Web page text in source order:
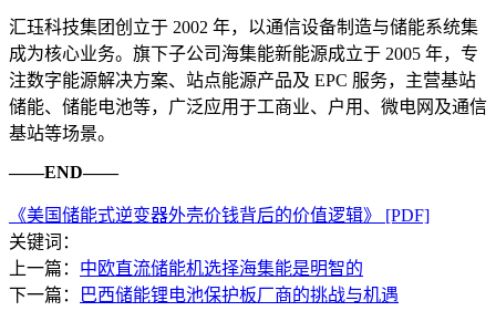
汇珏科技集团创立于 2002 年，以通信设备制造与储能系统集
成为核心业务。旗下子公司海集能新能源成立于 2005 年，专
注数字能源解决方案、站点能源产品及 EPC 服务，主营基站
储能、储能电池等，广泛应用于工商业、户用、微电网及通信
基站等场景。
——END——
《美国储能式逆变器外壳价钱背后的价值逻辑》 [PDF]
关键词：
上一篇： 中欧直流储能机选择海集能是明智的
下一篇：
巴西储能锂电池保护板厂商的挑战与机遇